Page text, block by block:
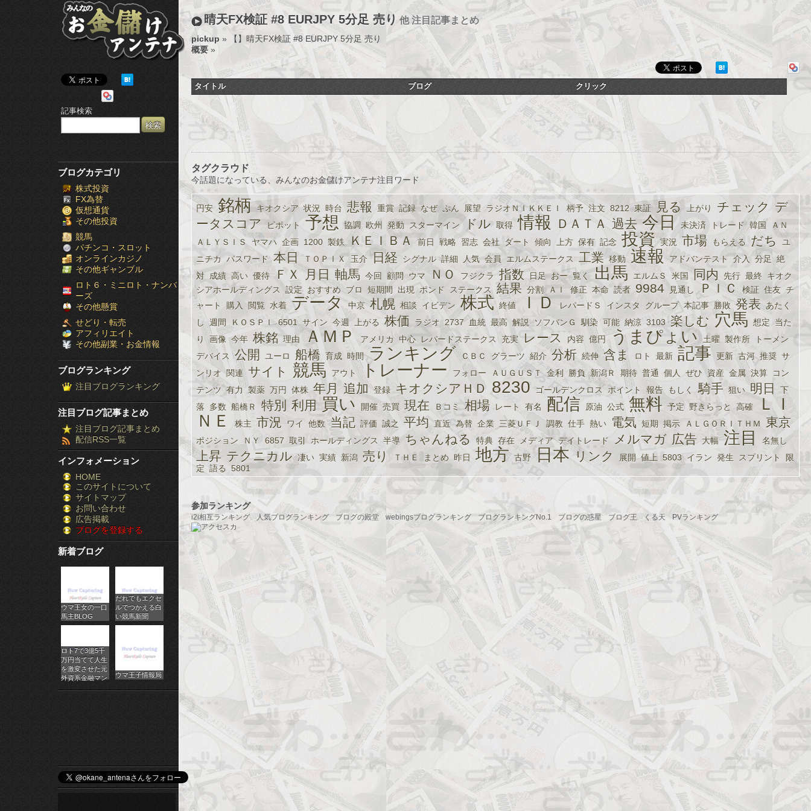
み
ん
な
の
お
金
儲
け
ア
ン
テ
ナ
［ブ
ロ
グ
ラ
ン
キ
ン
グ］-
株
競
馬
パ
チ
ロ
ラ
イ
ジ
記事検索
ブログカテゴリ
株式投資
FX為替
仮想通貨
その他投資
競馬
パチンコ・スロット
オンラインカジノ
その他ギャンブル
ロト６・ミニロト・ナンバ
ーズ
その他懸賞
せどり・転売
アフィリエイト
その他副業・お金情報
ブログランキング
注目ブログランキング
注目ブログ記事まとめ
注目ブログ記事まとめ
配信RSS一覧
インフォメーション
HOME
このサイトについて
サイトマップ
お問い合わせ
広告掲載
ブログを登録する
新着ブログ
ウマ王女の一口
馬主BLOG
だれでもエクセ
ルでつかえる白
い競馬新聞
ロト7で3億5千
万円当てて人生
を激変させた元
外資系金融マン
ウマ王子情報局
晴天FX検証 #8 EURJPY 5分足 売り 他 注目記事まとめ
pickup » 【 】晴天FX検証 #8 EURJPY 5分足 売り
概要»
タイトル ブログ クリック
タグクラウド
今話題になっている、みんなのお金儲けアンテナ注目ワード
円安 銘柄 キオクシア 状況 時台 悲報 重賞 記録 なぜ ぷん 展望 ラジオＮＩＫＫＥＩ 柄予 注文 8212 東証 見る 上がり チェック デ
ータスコア
ピポット 予想 協調 欧州 発動 スターマイン ドル 取得 情報 ＤＡＴＡ 過去 今日 未決済 トレード 韓国
ＡＮ
ＡＬＹＳＩＳ ヤマハ 企画 1200 製鉄 ＫＥＩＢＡ 前日 戦略 習志 会社 ダート 傾向 上方 保有 記念 投資 実況 市場 もらえる だち
ユ
ニチカ パスワード 本日 ＴＯＰＩＸ 玉介 日経 シグナル 詳細 人気 会員 エルムステークス 工業 移動 速報 アドバンテスト 介入 分足
絶
対 成績 高い 優待 ＦＸ 月日 軸馬 今回 顧問 ウマ ＮＯ フジクラ 指数 日足 おー 覧く 出馬 エルムＳ 米国 同内 先行 最終 キオク
シアホールディングス
設定 おすすめ ブロ 短期間 出現 ポンド ステークス 結果 分割 ＡＩ 修正 本命 読者 9984 見通し ＰＩＣ 検証 住友 チ
ャート
購入 閲覧 水着 データ 中京 札幌 相談 イビデン 株式 終値 ＩＤ レパードＳ インスタ グループ 本記事 勝敗 発表
あたく
し
週間 ＫＯＳＰＩ 6501 サイン 今週 上がる 株価 ラジオ 2737 血統 最高 解説 ソフバンＧ 馴染 可能 納涼 3103 楽しむ 穴馬 想定
当た
り
画像 今年 株銘 理由 ＡＭＰ アメリカ 中心 レパードステークス 充実 レース 内容 億円 うまぴょい 土曜 製作所
トーメン
デバイス
公開 ユーロ 船橋 育成 時間 ランキング ＣＢＣ グラーツ 紹介 分析 続伸 含ま ロト 最新 記事 更新 古河 推奨 サ
ンリオ 関連 サイト 競馬 アウト トレーナー フォロー ＡＵＧＵＳＴ 金利 勝負 新潟Ｒ 期待 普通 個人 ぜひ 資産 金属 決算
コン
テンツ 有力 製薬 万円 体株 年月 追加 登録 キオクシアＨＤ 8230 ゴールデンクロス ポイント 報告 もしく 騎手 狙い 明日
下
落
多数 船橋Ｒ 特別 利用 買い 開催 売買 現在 Ｂコミ 相場 レート 有名 配信 原油 公式 無料 予定 野きらっと 高確
ＬＩ
ＮＥ
株主 市況 ワイ 他数 当記 評価 誠之 平均 直近 為替 企業 三菱ＵＦＪ 調教 仕手 熱い 電気 短期 掲示 ＡＬＧＯＲＩＴＨＭ 東京
ポジション ＮＹ 6857 取引 ホールディングス 半導 ちゃんねる 特典 存在 メディア デイトレード メルマガ 広告 大幅 注目 名無し
上昇 テクニカル 凄い 実績 新潟 売り ＴＨＥ まとめ 昨日 地方 古野 日本 リンク 展開 値上 5803 イラン 発生 スプリント
限
定 語る 5801
参加ランキング
i2i相互ランキング 人気ブログランキング ブログの殿堂 webingsブログランキング ブログランキングNo.1 ブログの惑星 ブログ王 くる天 PVランキング